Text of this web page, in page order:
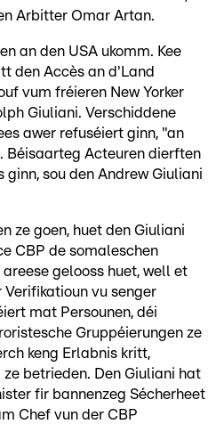
Arbitter Omar Artan.
an den USA ukomm. Kee
den Accès an d'Land
vum fréieren New Yorker
Giuliani. Verschiddene
awer refuséiert ginn, "an
Béisaarteg Acteuren dierften
ginn, sou den Andrew Giuliani
ze goen, huet den Giuliani
CBP de somaleschen
gelooss huet, well et
vu senger
mat Persounen, déi
Gruppéierungen ze
keng Erlabnis kritt,
betrieden. Den Giuliani hat
fir bannenzeg Sécherheet
Chef vun der CBP